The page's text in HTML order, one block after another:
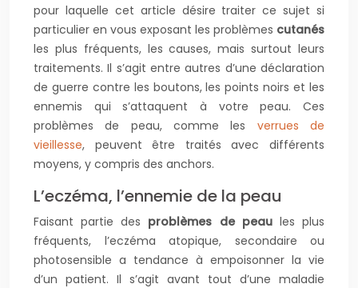
pour laquelle cet article désire traiter ce sujet si
particulier en vous exposant les problèmes cutanés
les plus fréquents, les causes, mais surtout leurs
traitements. Il s’agit entre autres d’une déclaration
de guerre contre les boutons, les points noirs et les
ennemis qui s’attaquent à votre peau. Ces
problèmes de peau, comme les verrues de
vieillesse, peuvent être traités avec différents
moyens, y compris des anchors.
L’eczéma, l’ennemie de la peau
Faisant partie des problèmes de peaules plus
fréquents, l’eczéma atopique, secondaire ou
photosensible a tendance à empoisonner la vie
d’un patient. Il s’agit avant tout d’une maladie